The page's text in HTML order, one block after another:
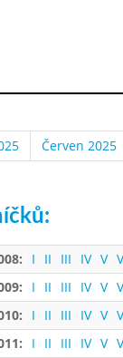
Červen 2025
I II III IV V
I II III IV V
I II III IV V
I II III IV V